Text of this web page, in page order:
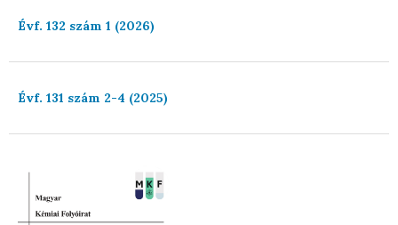
Évf. 132 szám 1 (2026)
Évf. 131 szám 2-4 (2025)